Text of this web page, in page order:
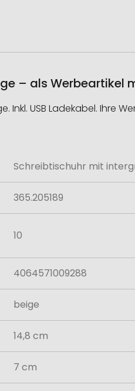
– als Werbeartikel
USB Ladekabel. Ihre
Schreibtischuhr mit
365.205189
10
4064571009288
beige
14,8 cm
7 cm